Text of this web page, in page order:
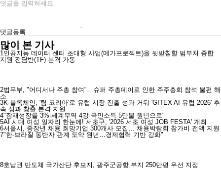
댓글등록
많이 본 기사
1인공지능 데이터 센터 초대형 사업(메가프로젝트)을 뒷받침할 범부처 종합
지원 전담반(TF) 본격 가동
2법무부, "어디서나 주총 참여"…슈퍼 주총데이로 인한 주주총회 참석 불편 해
소
3K-블록체인, '팀 코리아'로 유럽 시장 진출 성과 거둬 'GITEX AI 유럽 2026' 후
속 성과 창출 본격 지원
4"잠재성장률 3%·세계무역 4강·국민소득 5만불 원년으로"
5AI 시대 여성 일자리 한눈에! 서초구, '2026 서초 여성 JOB FESTA' 개최
6서울시, 중장년 채용 희망기업 300개사 모집… 채용박람회 참가비 전액 지원
7"한-브라질 동반자 관계 도약 원년…경제협력 기반 강화"
8호남권 반도체 국가산단 후보지, 광주군공항 부지 250만평 우선 지정